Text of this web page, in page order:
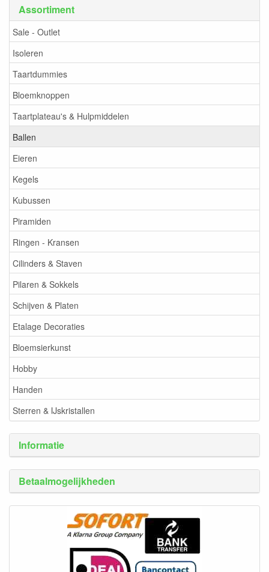
Assortiment
Sale - Outlet
Isoleren
Taartdummies
Bloemknoppen
Taartplateau's & Hulpmiddelen
Ballen
Eieren
Kegels
Kubussen
Piramiden
Ringen - Kransen
Cilinders & Staven
Pilaren & Sokkels
Schijven & Platen
Etalage Decoraties
Bloemsierkunst
Hobby
Handen
Sterren & IJskristallen
Informatie
Betaalmogelijkheden